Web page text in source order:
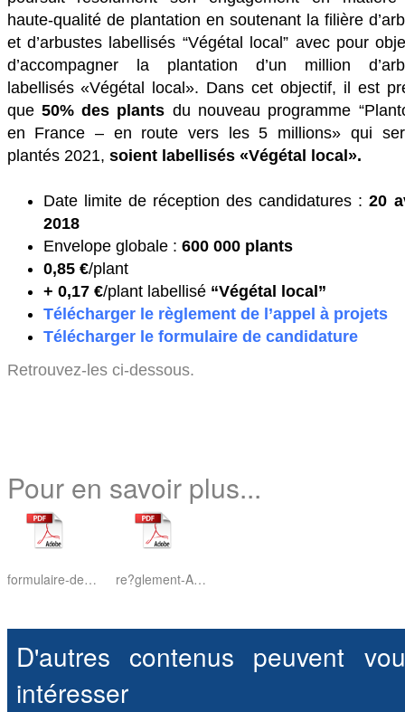
haute-qualité de plantation en soutenant la filière
et d’arbustes labellisés “Végétal local” avec pour
d’accompagner la plantation d’un million
labellisés «Végétal local». Dans cet objectif, il est
que 50% des plants du nouveau programme
en France – en route vers les 5 millions» qui
plantés 2021, soient labellisés «Végétal local».
Date limite de réception des candidatures :20
2018
Envelope globale : 600 000 plants
0,85 €/plant
+ 0,17 €/plant labellisé“Végétal local”
Télécharger le règlement de l’appel à projets
Télécharger le formulaire de candidature
Retrouvez-les ci-dessous.
Pour en savoir plus...
formulaire-de-candidature-AAP-Plantons-5-milions-darbres-2018-2019-1.pdf re?glement-AAP-Plantons-5-milions-darbres-2018-2019.pdf
D'autres contenus peuvent
intéresser